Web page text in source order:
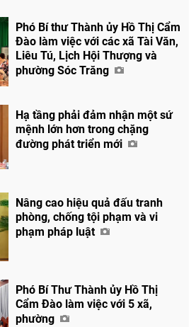
Chia sẻ
Facebook
Phó Bí thư Thành ủy Hồ Thị Cẩm
Đào làm việc với các xã Tài Văn,
Liêu Tú, Lịch Hội Thượng và
phường Sóc Trăng
Hạ tầng phải đảm nhận một sứ
mệnh lớn hơn trong chặng
đường phát triển mới
Nâng cao hiệu quả đấu tranh
phòng, chống tội phạm và vi
phạm pháp luật
Phó Bí Thư Thành ủy Hồ Thị
Cẩm Đào làm việc với 5 xã,
phường